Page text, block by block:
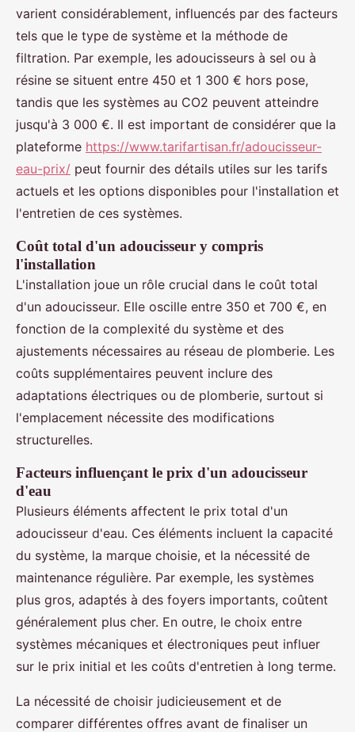
varient considérablement, influencés par des facteurs
tels que le type de système et la méthode de
filtration. Par exemple, les adoucisseurs à sel ou à
résine se situent entre 450 et 1 300 € hors pose,
tandis que les systèmes au CO2 peuvent atteindre
jusqu'à 3 000 €. Il est important de considérer que la
plateforme https://www.tarifartisan.fr/adoucisseur-
eau-prix/ peut fournir des détails utiles sur les tarifs
actuels et les options disponibles pour l'installation et
l'entretien de ces systèmes.
Coût total d'un adoucisseur y compris
l'installation
L'installation joue un rôle crucial dans le coût total
d'un adoucisseur. Elle oscille entre 350 et 700 €, en
fonction de la complexité du système et des
ajustements nécessaires au réseau de plomberie. Les
coûts supplémentaires peuvent inclure des
adaptations électriques ou de plomberie, surtout si
l'emplacement nécessite des modifications
structurelles.
Facteurs influençant le prix d'un adoucisseur
d'eau
Plusieurs éléments affectent le prix total d'un
adoucisseur d'eau. Ces éléments incluent la capacité
du système, la marque choisie, et la nécessité de
maintenance régulière. Par exemple, les systèmes
plus gros, adaptés à des foyers importants, coûtent
généralement plus cher. En outre, le choix entre
systèmes mécaniques et électroniques peut influer
sur le prix initial et les coûts d'entretien à long terme.
La nécessité de choisir judicieusement et de
comparer différentes offres avant de finaliser un